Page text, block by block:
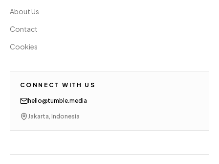
About Us
Contact
Cookies
CONNECT WITH US
hello@tumble.media
Jakarta, Indonesia